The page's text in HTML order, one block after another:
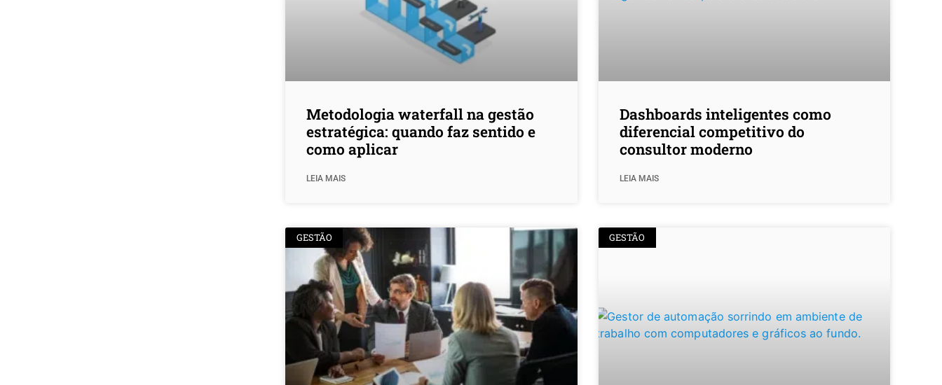
Metodologia waterfall na gestão
estratégica: quando faz sentido e
como aplicar
LEIA MAIS
Dashboards inteligentes como
diferencial competitivo do
consultor moderno
LEIA MAIS
GESTÃO GESTÃO